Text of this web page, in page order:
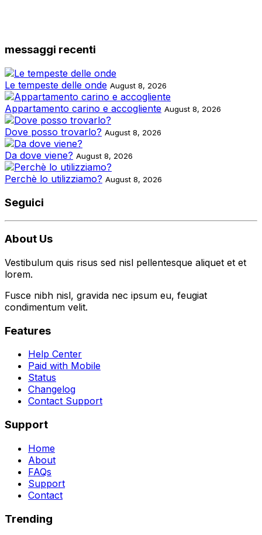
messaggi recenti
Le tempeste delle onde August 8, 2026
Appartamento carino e accogliente August 8, 2026
Dove posso trovarlo? August 8, 2026
Da dove viene? August 8, 2026
Perchè lo utilizziamo? August 8, 2026
Seguici
About Us
Vestibulum quis risus sed nisl pellentesque aliquet et et
lorem.
Fusce nibh nisl, gravida nec ipsum eu, feugiat
condimentum velit.
Features
Help Center
Paid with Mobile
Status
Changelog
Contact Support
Support
Home
About
FAQs
Support
Contact
Trending